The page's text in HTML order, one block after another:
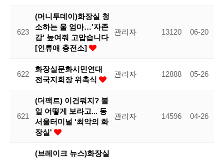
623
(머니투데이)화장실 청
소하는 울 엄마…'자존
감' 높여줘 고맙습니다
[인류애 충전소]
관리자 13120 06-20
622
화장실문화시민연대
전국지회장 위촉식
관리자 12888 05-26
621
(더팩트) 이건뭐지? 볼
일 어떻게 보라고... 동
서울터미널 '최악의 화
장실'
관리자 14596 04-26
(브레이크 뉴스)화장실